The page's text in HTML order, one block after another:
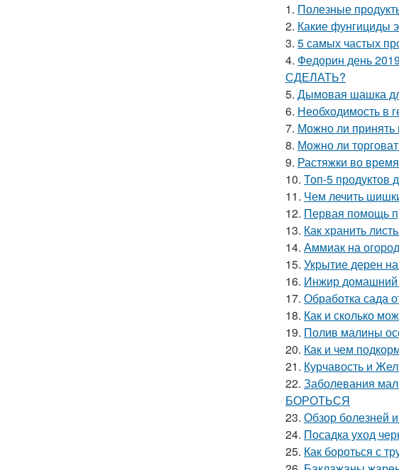
1. Полезные
2. Какие фунгициды
3. 5 самых частых
4. Федорин день
СДЕЛАТЬ?
5. Дымовая шашка
6. Необходимость в
7. Можно ли принять
8. Можно ли
9. Растяжки во
10. Топ-5 продуктов
11. Чем лечить
12. Первая помощь
13. Как хранить
14. Аммиак на
15. Укрытие дерен
16. Инжир домашний
17. Обработка сада
18. Как и сколько
19. Полив малины
20. Как и чем
21. Курчавость и
22. Заболевания
БОРОТЬСЯ
23. Обзор болезней
24. Посадка уход
25. Как бороться с